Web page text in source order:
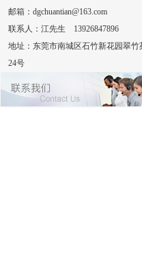
邮箱：dgchuantian@163.com
联系人：江先生 13926847896
地址：东莞市南城区石竹新花园翠竹
24号